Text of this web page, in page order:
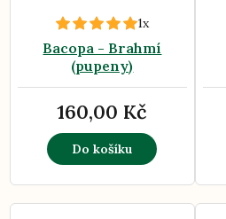
1x
Bacopa - Brahmí
(pupeny)
160,00 Kč
Do košíku